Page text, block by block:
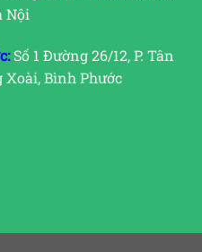
Nội
Số 1 Đường 26/12, P. Tân
Xoài, Bình Phước